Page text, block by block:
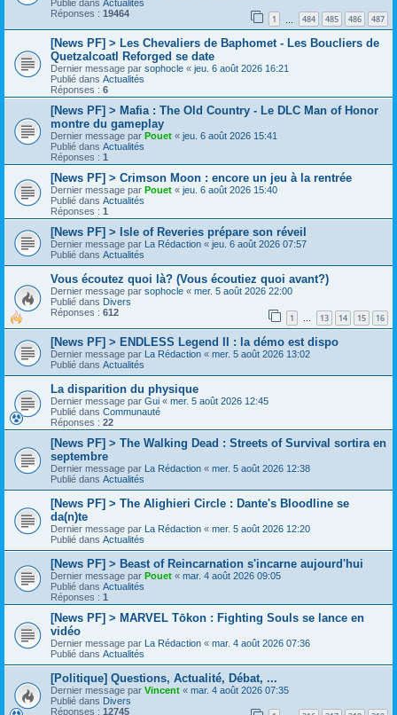
Publié dans Actualités
Réponses : 19464 1 484 485 486 487
[News PF] > Les Chevaliers de Baphomet - Les Boucliers de
Quetzalcoatl Reforged se date
Dernier message par sophocle « jeu. 6 août 2026 16:21
Publié dans Actualités
Réponses : 6
[News PF] > Mafia : The Old Country - Le DLC Man of Honor
montre du gameplay
Dernier message par Pouet « jeu. 6 août 2026 15:41
Publié dans Actualités
Réponses : 1
[News PF] > Crimson Moon : encore un jeu à la rentrée
Dernier message par Pouet « jeu. 6 août 2026 15:40
Publié dans Actualités
Réponses : 1
[News PF] > Isle of Reveries prépare son réveil
Dernier message par La Rédaction « jeu. 6 août 2026 07:57
Publié dans Actualités
Vous écoutez quoi là? (Vous écoutiez quoi avant?)
Dernier message par sophocle « mer. 5 août 2026 22:00
Publié dans Divers
Réponses : 612 1 … 13 14 15 16
[News PF] > ENDLESS Legend II : la démo est dispo
Dernier message par La Rédaction « mer. 5 août 2026 13:02
Publié dans Actualités
La disparition du physique
Dernier message par Gui « mer. 5 août 2026 12:45
Publié dans Communauté
Réponses : 22
[News PF] > The Walking Dead : Streets of Survival sortira en
septembre
Dernier message par La Rédaction « mer. 5 août 2026 12:38
Publié dans Actualités
[News PF] > The Alighieri Circle : Dante's Bloodline se
da(n)te
Dernier message par La Rédaction « mer. 5 août 2026 12:20
Publié dans Actualités
[News PF] > Beast of Reincarnation s'incarne aujourd'hui
Dernier message par Pouet « mar. 4 août 2026 09:05
Publié dans Actualités
Réponses : 1
[News PF] > MARVEL Tōkon : Fighting Souls se lance en
vidéo
Dernier message par La Rédaction « mar. 4 août 2026 07:36
Publié dans Actualités
[Politique] Questions, Actualité, Débat, ...
Dernier message par Vincent « mar. 4 août 2026 07:35
Publié dans Divers
Réponses : 12745